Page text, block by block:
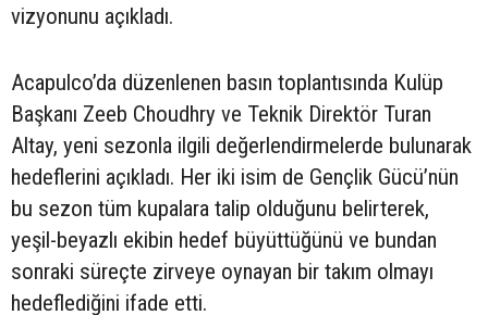
vizyonunu açıkladı.
Acapulco’da düzenlenen basın toplantısında Kulüp
Başkanı Zeeb Choudhry ve Teknik Direktör Turan
Altay, yeni sezonla ilgili değerlendirmelerde bulunarak
hedeflerini açıkladı. Her iki isim de Gençlik Gücü’nün
bu sezon tüm kupalara talip olduğunu belirterek,
yeşil-beyazlı ekibin hedef büyüttüğünü ve bundan
sonraki süreçte zirveye oynayan bir takım olmayı
hedeflediğini ifade etti.